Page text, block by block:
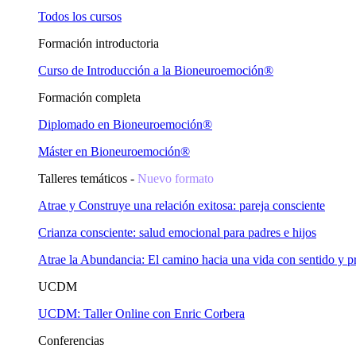
Todos los cursos
Formación introductoria
Curso de Introducción a la Bioneuroemoción®
Formación completa
Diplomado en Bioneuroemoción®
Máster en Bioneuroemoción®
Talleres temáticos - Nuevo formato
Atrae y Construye una relación exitosa: pareja consciente
Crianza consciente: salud emocional para padres e hijos
Atrae la Abundancia: El camino hacia una vida con sentido y
UCDM
UCDM: Taller Online con Enric Corbera
Conferencias